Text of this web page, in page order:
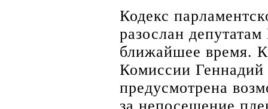
Кодекс
разослан
ближайшее время.
Комиссии Геннадий
предусмотрена